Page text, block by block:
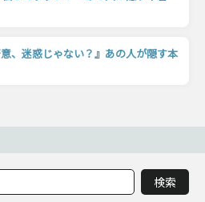
、迷惑じゃない？』あの人が隠す本